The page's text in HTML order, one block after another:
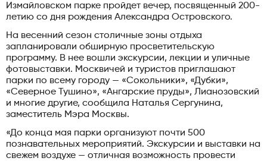
Измайловском парке пройдет вечер, посвященный 200-
летию со дня рождения Александра Островского.
На весенний сезон столичные зоны отдыха
запланировали обширную просветительскую
программу. В нее вошли экскурсии, лекции и уличные
фотовыставки. Москвичей и туристов приглашают
парки по всему городу — «Сокольники», «Дубки»,
«Северное Тушино», «Ангарские пруды», Лианозовский
и многие другие, сообщила Наталья Сергунина,
заместитель Мэра Москвы.
«До конца мая парки организуют почти 500
познавательных мероприятий. Экскурсии и выставки на
свежем воздухе — отличная возможность провести